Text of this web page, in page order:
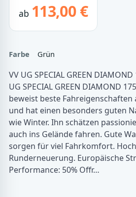
ab 113,00 €
Farbe Grün
VV UG SPECIAL GREEN
UG SPECIAL GREEN DIAMOND
beweist beste Fahreigenschaften
und hat einen besonders guten
wie Winter. Ihn schätzen
auch ins Gelände fahren. Gute
sorgen für viel Fahrkomfort.
Runderneuerung. Europäische
Performance: 50% Offr…